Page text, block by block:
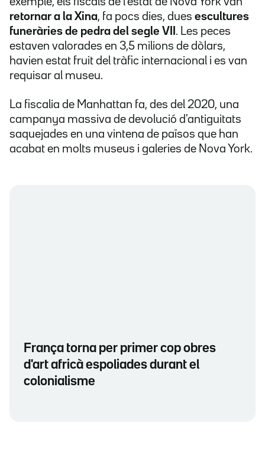
retornar a la Xina, fa pocs dies, dues escultures
funeràries de pedra del segle VII . Les peces
estaven valorades en 3,5 milions de dòlars,
havien estat fruit del tràfic internacional i es van
requisar al museu.
La fiscalia de Manhattan fa, des del 2020, una
campanya massiva de devolució d'antiguitats
saquejades en una vintena de països que han
acabat en molts museus i galeries de Nova York.
França torna per primer cop obres
d'art africà espoliades durant el
colonialisme